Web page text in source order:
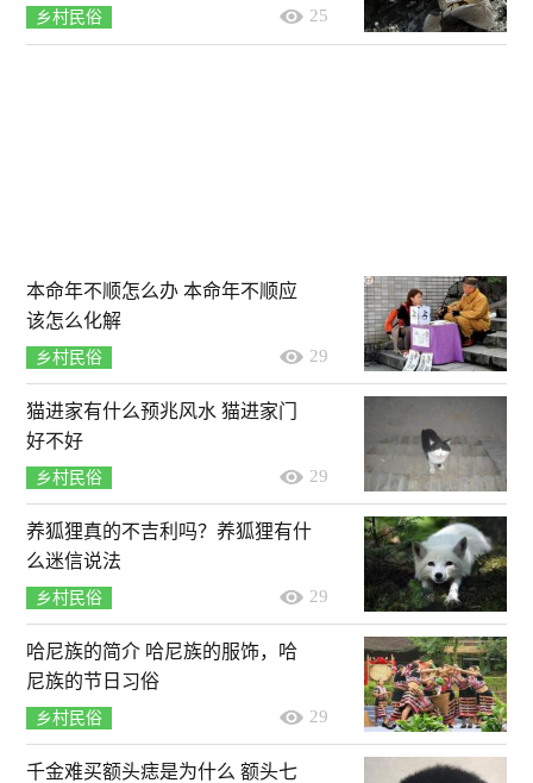
乡村民俗 25
本命年不顺怎么办 本命年不顺应
该怎么化解
乡村民俗 29
猫进家有什么预兆风水 猫进家门
好不好
乡村民俗 29
养狐狸真的不吉利吗？养狐狸有什
么迷信说法
乡村民俗 29
哈尼族的简介 哈尼族的服饰，哈
尼族的节日习俗
乡村民俗 29
千金难买额头痣是为什么 额头七